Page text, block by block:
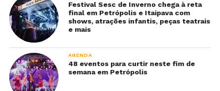
Festival Sesc de Inverno chega à reta
final em Petrópolis e Itaipava com
shows, atrações infantis, peças teatrais
e mais
AGENDA
48 eventos para curtir neste fim de
semana em Petrópolis